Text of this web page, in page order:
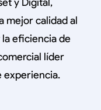
mejor calidad al
eficiencia de
líder
experiencia.